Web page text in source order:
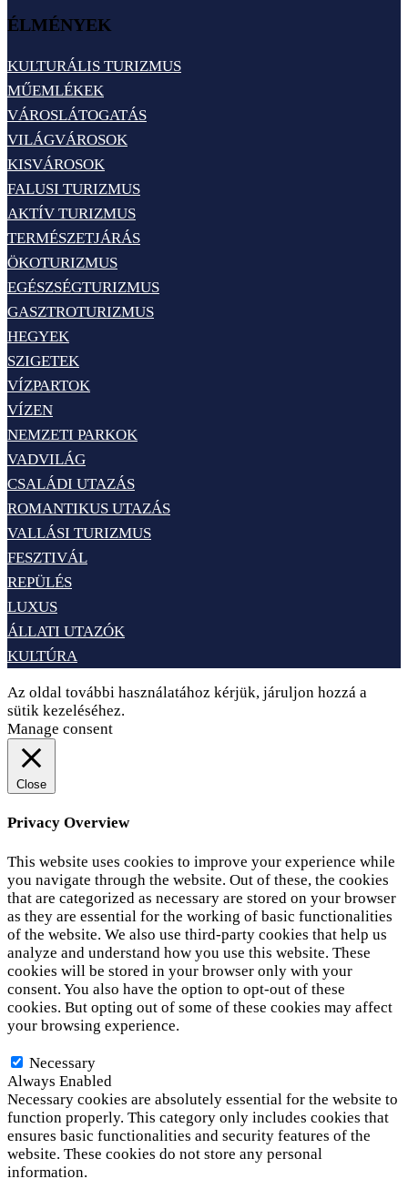
ÉLMÉNYEK
KULTURÁLIS TURIZMUS
MŰEMLÉKEK
VÁROSLÁTOGATÁS
VILÁGVÁROSOK
KISVÁROSOK
FALUSI TURIZMUS
AKTÍV TURIZMUS
TERMÉSZETJÁRÁS
ÖKOTURIZMUS
EGÉSZSÉGTURIZMUS
GASZTROTURIZMUS
HEGYEK
SZIGETEK
VÍZPARTOK
VÍZEN
NEMZETI PARKOK
VADVILÁG
CSALÁDI UTAZÁS
ROMANTIKUS UTAZÁS
VALLÁSI TURIZMUS
FESZTIVÁL
REPÜLÉS
LUXUS
ÁLLATI UTAZÓK
KULTÚRA
Az oldal további használatához kérjük, járuljon hozzá a
sütik kezeléséhez.
Manage consent
Close
Privacy Overview
This website uses cookies to improve your experience while
you navigate through the website. Out of these, the cookies
that are categorized as necessary are stored on your browser
as they are essential for the working of basic functionalities
of the website. We also use third-party cookies that help us
analyze and understand how you use this website. These
cookies will be stored in your browser only with your
consent. You also have the option to opt-out of these
cookies. But opting out of some of these cookies may affect
your browsing experience.
Necessary
Always Enabled
Necessary cookies are absolutely essential for the website to
function properly. This category only includes cookies that
ensures basic functionalities and security features of the
website. These cookies do not store any personal
information.